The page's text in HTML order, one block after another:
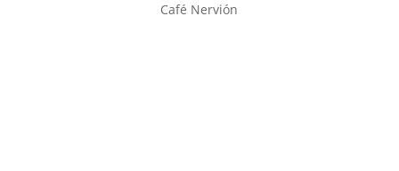
Café Nervión